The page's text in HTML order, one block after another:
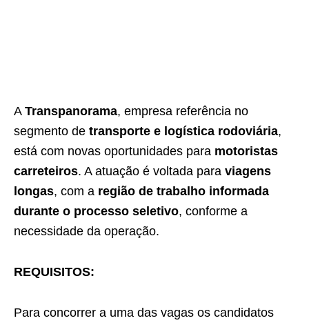
A Transpanorama, empresa referência no
segmento de transporte e logística rodoviária,
está com novas oportunidades para motoristas
carreteiros. A atuação é voltada para viagens
longas, com a região de trabalho informada
durante o processo seletivo, conforme a
necessidade da operação.
REQUISITOS:
Para concorrer a uma das vagas os candidatos